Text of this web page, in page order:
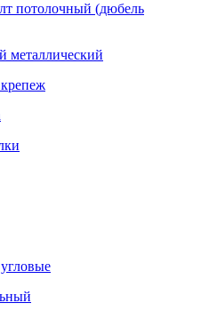
потолочный (дюбель
металлический